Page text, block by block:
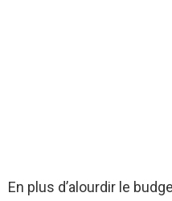
En plus d’alourdir le